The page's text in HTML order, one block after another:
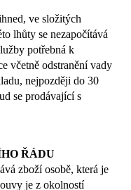
ve složitých
lhůty se nezapočítává
potřebná k
včetně odstranění vady
nejpozději do 30
se prodávající s
ŘÁDU
zboží osobě, která je
je z okolností